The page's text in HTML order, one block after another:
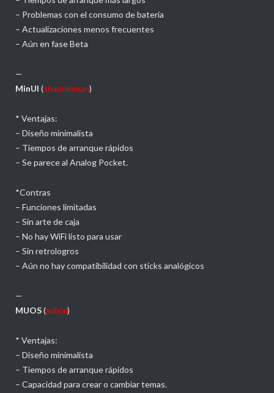
– Problemas con el consumo de batería
– Actualizaciones menos frecuentes
– Aún en fase Beta
—
MinUI (shauninman)
* Ventajas:
– Diseño minimalista
– Tiempos de arranque rápidos
– Se parece al Analog Pocket.
*Contras
– Funciones limitadas
– Sin arte de caja
– No hay WiFi listo para usar
– Sin retrologros
– Aún no hay compatibilidad con sticks analógicos
—
MUOS(adixal)
* Ventajas:
– Diseño minimalista
– Tiempos de arranque rápidos
– Capacidad para crear o cambiar temas.